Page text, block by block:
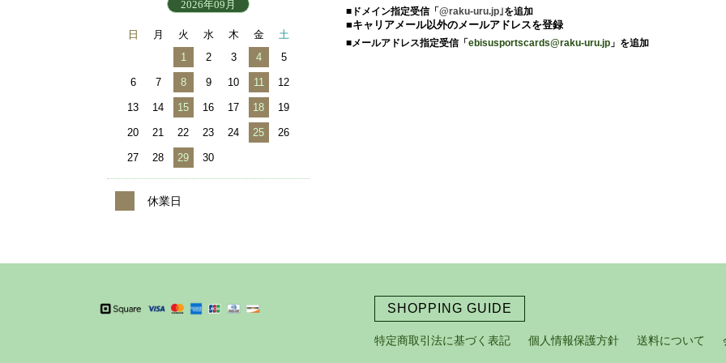
■ドメイン指定受信「@raku-uru.jp｣を追加
■キャリアメール以外のメールアドレスを登録
■メールアドレス指定受信「ebisusportscards@raku-uru.jp 」を追加
2026年09月
日 月 火 水 木 金
土
1
2 3 4 5
6 7 8 9 10 11 12
13 14 15 16 17 18 19
20 21 22 23 24 25 26
27 28 29 30
休業日
SHOPPING GUIDE
特定商取引法に基づく表記 個人情報保護方針 送料について